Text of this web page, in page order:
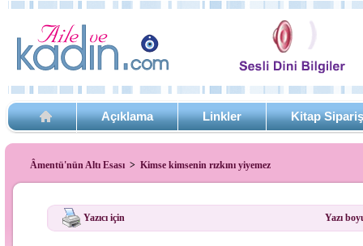
Açıklama Linkler Kitap
Âmentü'nün Altı Esası > Kimse kimsenin rızkını yiyemez
Yazıcı için Yazı